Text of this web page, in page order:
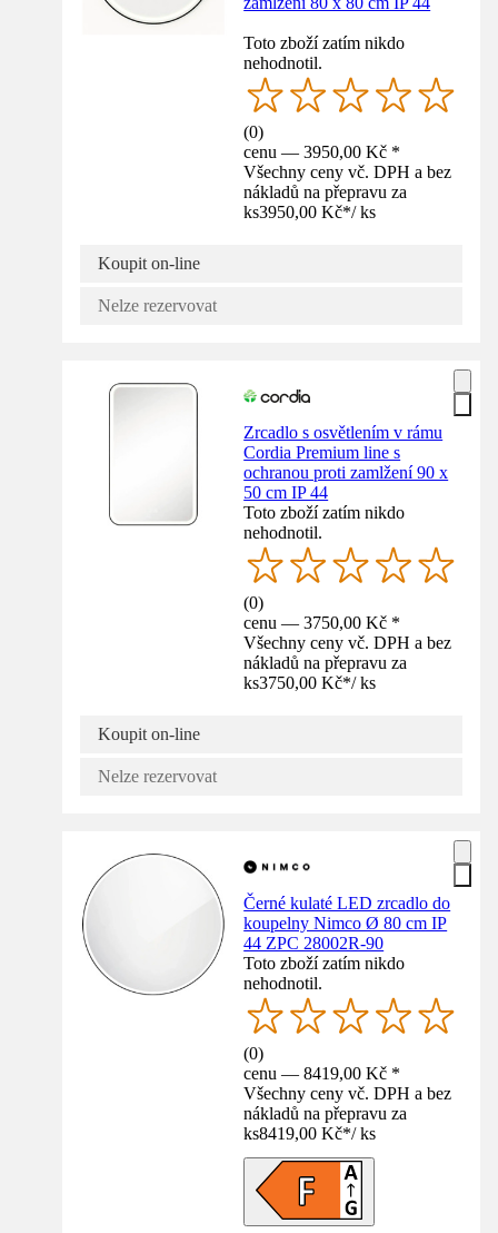
Toto zboží zatím nikdo
nehodnotil.
(0)
cenu — 3950,00 Kč *
Všechny ceny vč. DPH a bez
nákladů na přepravu za
ks3950,00 Kč*/ ks
Koupit on-line
Nelze rezervovat
Zrcadlo s osvětlením v rámu
Cordia Premium line s
ochranou proti zamlžení 90 x
50 cm IP 44
Toto zboží zatím nikdo
nehodnotil.
(0)
cenu — 3750,00 Kč *
Všechny ceny vč. DPH a bez
nákladů na přepravu za
ks3750,00 Kč*/ ks
Koupit on-line
Nelze rezervovat
Černé kulaté LED zrcadlo do
koupelny Nimco Ø 80 cm IP
44 ZPC 28002R-90
Toto zboží zatím nikdo
nehodnotil.
(0)
cenu — 8419,00 Kč *
Všechny ceny vč. DPH a bez
nákladů na přepravu za
ks8419,00 Kč*/ ks